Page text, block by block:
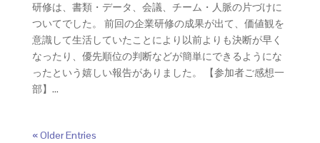
研修は、書類・データ、会議、チーム・人脈の片づけに
ついてでした。 前回の企業研修の成果が出て、価値観を
意識して生活していたことにより以前よりも決断が早く
なったり、優先順位の判断などが簡単にできるようにな
ったという嬉しい報告がありました。 【参加者ご感想一
部】...
« Older Entries